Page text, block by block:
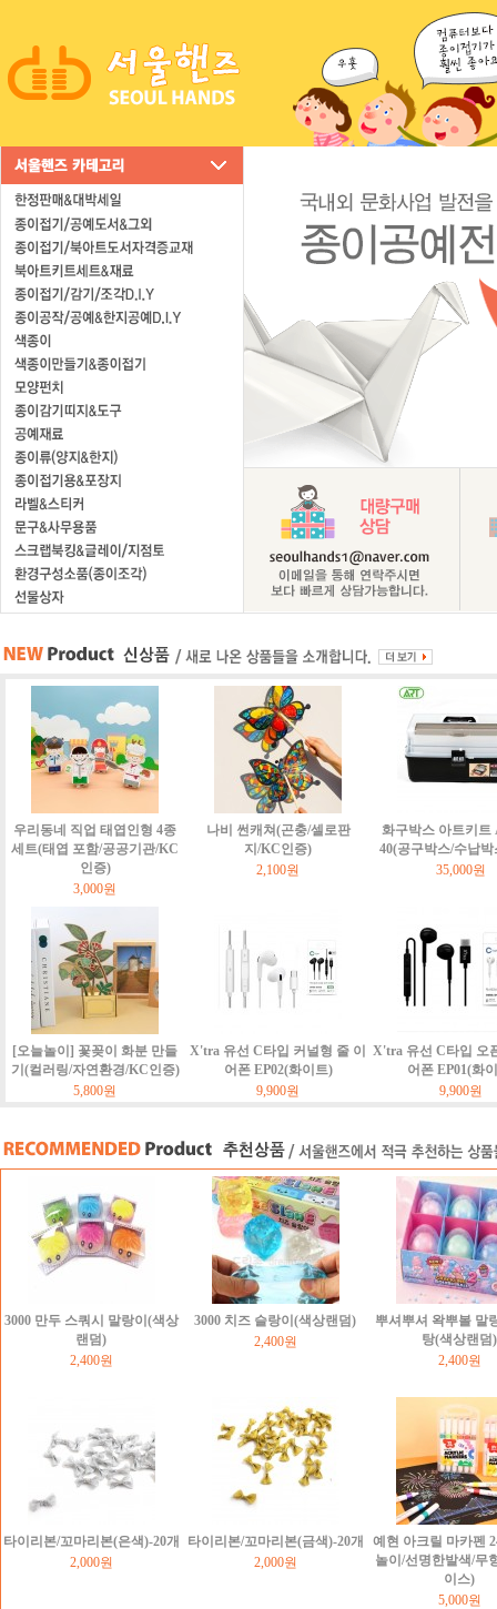
우리동네 직업 태엽인형 4종
세트(태엽 포함/공공기관/KC
인증)
3,000원
나비 썬캐쳐(곤충/셀로판
지/KC인증)
2,100원
화구박스 아트키
40(공구박스/수납
35,000원
[오늘놀이] 꽃꽂이 화분 만들
기(컬러링/자연환경/KC인증)
5,800원
X'tra 유선 C타입 커널형 줄 이
어폰 EP02(화이트)
9,900원
X'tra 유선 C타입 오
어폰 EP01(화
9,900원
3000 만두 스쿼시 말랑이(색상
랜덤)
2,400원
3000 치즈 슬랑이(색상랜덤)
2,400원
뿌셔뿌셔 왁뿌볼 말
탕(색상랜덤)
2,400원
타이리본/꼬마리본(은색)-20개
2,000원
타이리본/꼬마리본(금색)-20개
2,000원
예현 아크릴 마카펜
놀이/선명한발색/무
이스)
5,000원